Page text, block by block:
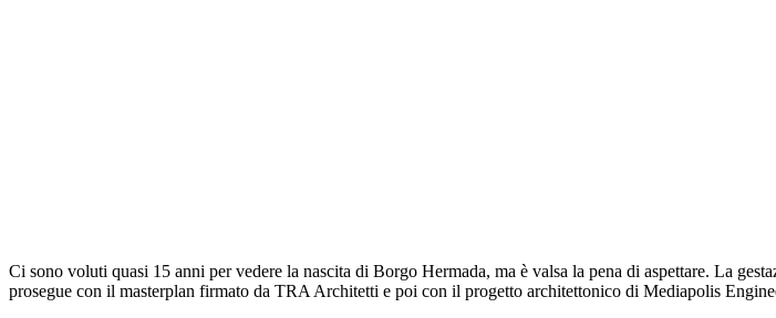
Ci sono voluti quasi 15 anni per vedere la nascita di Borgo Hermada, ma è valsa la pena di aspettare. La
prosegue con il masterplan firmato da TRA Architetti e poi con il progetto architettonico di Mediapolis